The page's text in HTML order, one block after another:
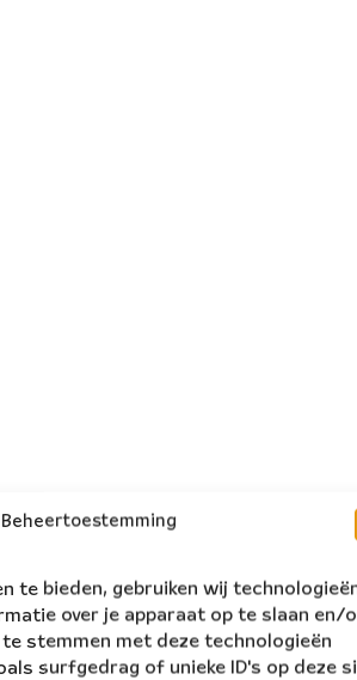
Beheertoestemming
te bieden, gebruiken wij
over je apparaat op te slaan en/
stemmen met deze technologieën
surfgedrag of unieke ID's op deze